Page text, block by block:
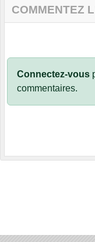
COMMENTEZ
Connectez-vous
commentaires.